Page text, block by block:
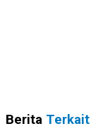
Berita Terkait